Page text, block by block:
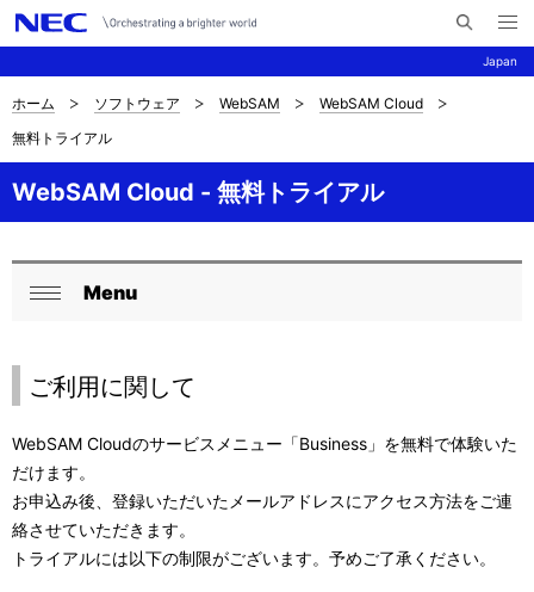
Japan
イ
メ
ニ
ュ
ナ
ビ
ゲ
ー
シ
サ
イ
ト
の
在
置
ホーム ソフトウェア WebSAM
WebSAM Cloud
無料トライアル
WebSAM Cloud - 無料トライアル
ロ
カ
ル
ナ
ビ
ゲ
る
Menu
ご利用に関して
WebSAM Cloudのサービスメニュー「Business」を無料で体験いた
だけます。
お申込み後、登録いただいたメールアドレスにアクセス方法をご連
絡させていただきます。
トライアルには以下の制限がございます。予めご了承ください。